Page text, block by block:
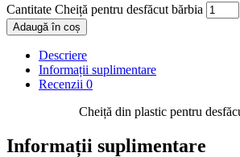
Cantitate Cheiță pentru desfăcut bărbia
Adaugă în coș
Descriere
Informații suplimentare
Recenzii 0
Cheiță din plastic pentru
Informații suplimentare